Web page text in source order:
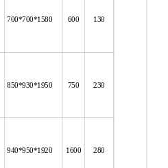
700*700*1580 600 130
850*930*1950 750 230
940*950*1920 1600 280